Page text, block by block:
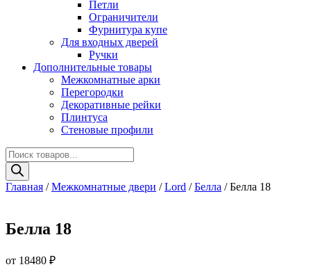
Петли
Ограничители
Фурнитура купе
Для входных дверей
Ручки
Дополнительные товары
Межкомнатные арки
Перегородки
Декоративные рейки
Плинтуса
Стеновые профили
Поиск
товаров
Главная /Межкомнатные двери /Lord /Белла / Белла 18
Белла 18
от 18480 ₽